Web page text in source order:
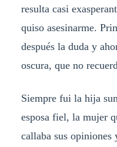
resulta casi
quiso asesinarme.
después la duda y
oscura, que no
Siempre fui la hija
esposa fiel, la mujer
callaba sus opiniones